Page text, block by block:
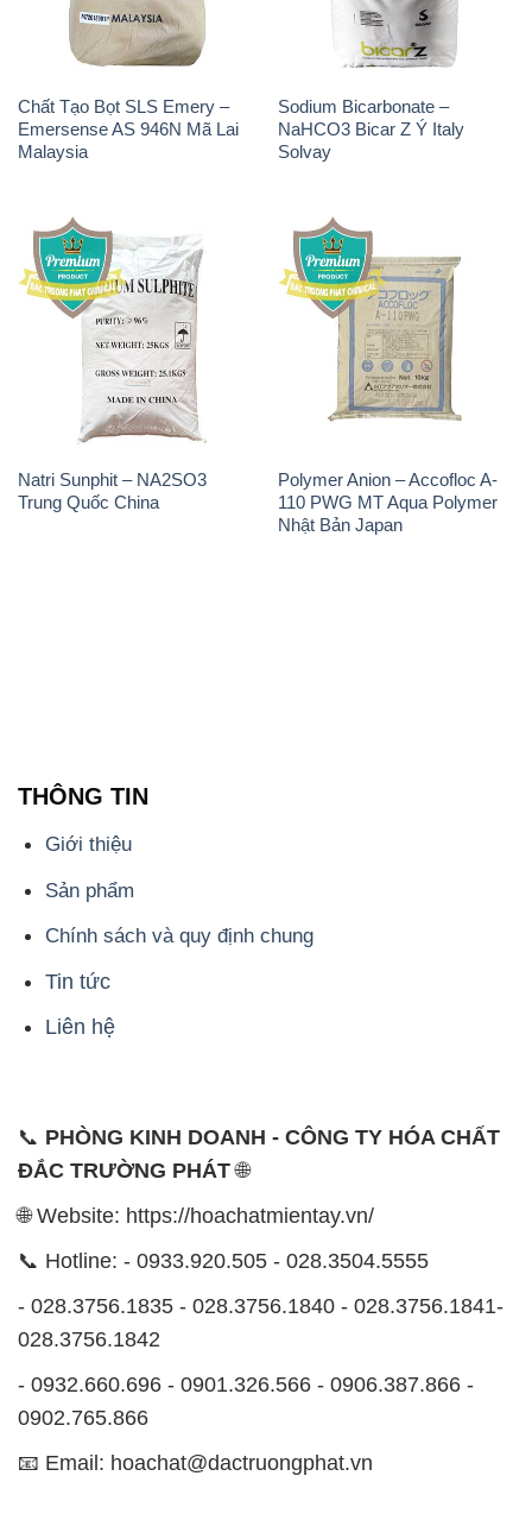
Chất Tạo Bọt SLS Emery –
Emersense AS 946N Mã Lai
Malaysia
Sodium Bicarbonate –
NaHCO3 Bicar Z Ý Italy
Solvay
Natri Sunphit – NA2SO3
Trung Quốc China
Polymer Anion – Accofloc A-
110 PWG MT Aqua Polymer
Nhật Bản Japan
THÔNG TIN
Giới thiệu
Sản phẩm
Chính sách và quy định chung
Tin tức
Liên hệ
📞 PHÒNG KINH DOANH - CÔNG TY HÓA CHẤT
ĐẮC TRƯỜNG PHÁT🌐
🌐 Website: https://hoachatmientay.vn/
📞 Hotline: - 0933.920.505 - 028.3504.5555
- 028.3756.1835 - 028.3756.1840 - 028.3756.1841-
028.3756.1842
- 0932.660.696 - 0901.326.566 - 0906.387.866 -
0902.765.866
📧 Email: hoachat@dactruongphat.vn